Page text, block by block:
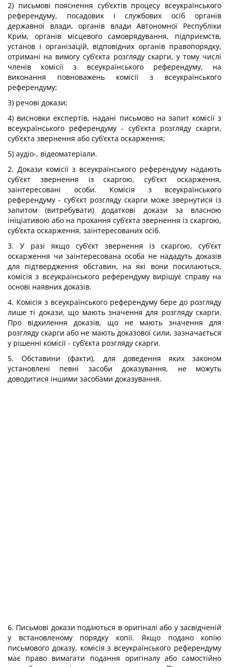
2) письмові пояснення суб’єктів процесу всеукраїнського
референдуму, посадових і службових осіб органів
державної влади, органів влади Автономної Республіки
Крим, органів місцевого самоврядування, підприємств,
установ і організацій, відповідних органів правопорядку,
отримані на вимогу суб’єкта розгляду скарги, у тому числі
членів комісії з всеукраїнського референдуму, на
виконання повноважень комісії з всеукраїнського
референдуму;
3) речові докази;
4) висновки експертів, надані письмово на запит комісії з
всеукраїнського референдуму - суб’єкта розгляду скарги,
суб’єкта звернення або суб’єкта оскарження;
5) аудіо-, відеоматеріали.
2. Докази комісії з всеукраїнського референдуму надають
суб’єкт звернення із скаргою, суб’єкт оскарження,
заінтересовані особи. Комісія з всеукраїнського
референдуму - суб’єкт розгляду скарги може звернутися із
запитом (витребувати) додаткові докази за власною
ініціативою або на прохання суб’єкта звернення із скаргою,
суб’єкта оскарження, заінтересованих осіб.
3. У разі якщо суб’єкт звернення із скаргою, суб’єкт
оскарження чи заінтересована особа не нададуть доказів
для підтвердження обставин, на які вони посилаються,
комісія з всеукраїнського референдуму вирішує справу на
основі наявних доказів.
4. Комісія з всеукраїнського референдуму бере до розгляду
лише ті докази, що мають значення для розгляду скарги.
Про відхилення доказів, що не мають значення для
розгляду скарги або не мають доказової сили, зазначається
у рішенні комісії - суб’єкта розгляду скарги.
5. Обставини (факти), для доведення яких законом
установлені певні засоби доказування, не можуть
доводитися іншими засобами доказування.
6. Письмові докази подаються в оригіналі або у засвідченій
у встановленому порядку копії. Якщо подано копію
письмового доказу, комісія з всеукраїнського референдуму
має право вимагати подання оригіналу або самостійно